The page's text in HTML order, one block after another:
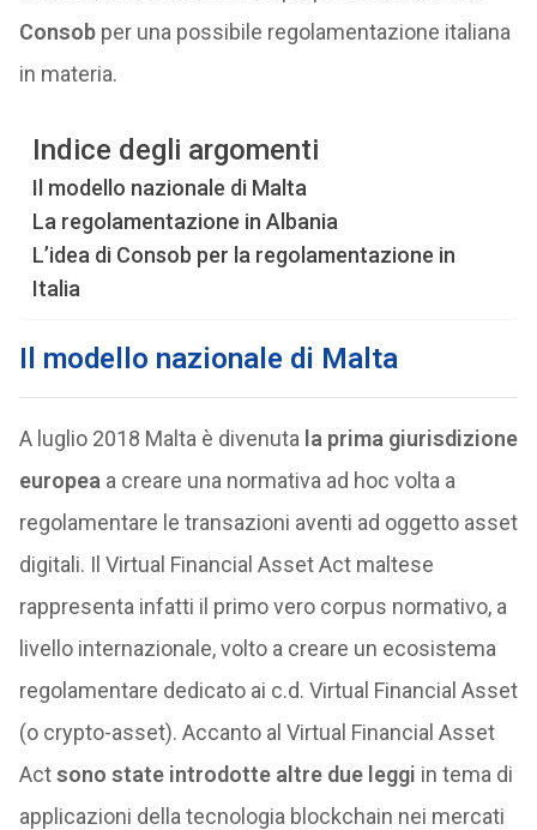
Consobper una possibile regolamentazione italiana
in materia.
Indice degli argomenti
Il modello nazionale di Malta
La regolamentazione in Albania
L’idea di Consob per la regolamentazione in
Italia
Il modello nazionale di Malta
A luglio 2018 Malta è divenuta la prima giurisdizione
europea a creare una normativa ad hoc volta a
regolamentare le transazioni aventi ad oggetto asset
digitali. Il Virtual Financial Asset Act maltese
rappresenta infatti il primo vero corpus normativo, a
livello internazionale, volto a creare un ecosistema
regolamentare dedicato ai c.d. Virtual Financial Asset
(o crypto-asset). Accanto al Virtual Financial Asset
Actsono state introdotte altre due leggi in tema di
applicazioni della tecnologia blockchain nei mercati